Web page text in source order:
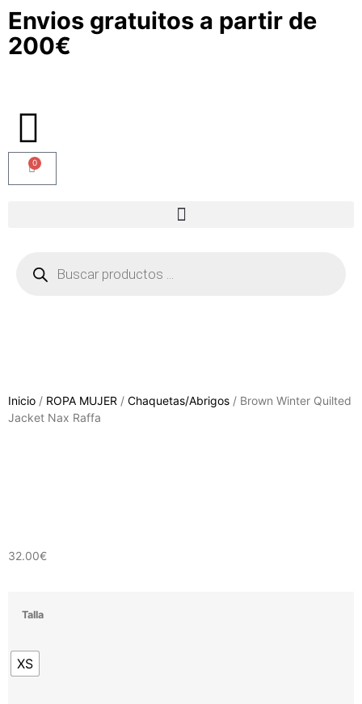
Envios gratuitos a partir de
200€
0
Inicio / ROPA MUJER / Chaquetas/Abrigos / Brown Winter Quilted
Jacket Nax Raffa
32.00€
Talla
XS